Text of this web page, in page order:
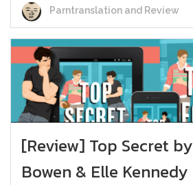
Parntranslation and Review
[Review] Top Secret
Bowen & Elle Kennedy